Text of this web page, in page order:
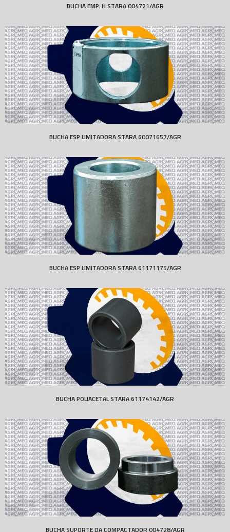
BUCHA EMP. H STARA 004721/AGR
BUCHA ESP LIMITADORA STARA 60071657/AGR
BUCHA ESP LIMITADORA STARA 61171175/AGR
BUCHA POLIACETAL STARA 61174142/AGR
BUCHA SUPORTE DA COMPACTADOR 004728/AGR